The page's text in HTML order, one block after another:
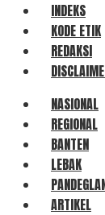
INDEKS
KODE ETIK
REDAKSI
NASIONAL
REGIONAL
BANTEN
LEBAK
ARTIKEL